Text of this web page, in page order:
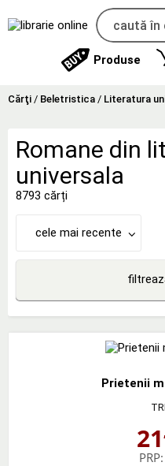
Produse
Cărţi / Beletristica / Literatura
Romane din
universala
8793 cărți
cele mai recente
Prietenii
21
PRP: